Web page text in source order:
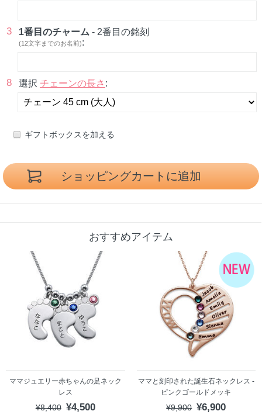
3 1番目のチャーム - 2番目の銘刻
(12文字までのお名前):
8 選択 チェーンの長さ :
ギフトボックスを加える
おすすめアイテム
ママジュエリー赤ちゃんの足ネック
レス
¥8,400 ¥4,500
ママと刻印された誕生石ネックレス -
ピンクゴールドメッキ
¥9,900 ¥6,900